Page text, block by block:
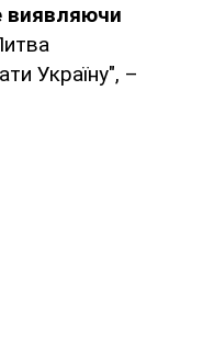
виявляючи
Україну", –